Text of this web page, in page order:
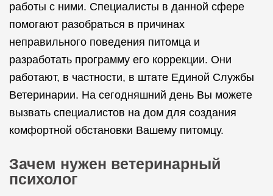
работы с ними. Специалисты в данной сфере
помогают разобраться в причинах
неправильного поведения питомца и
разработать программу его коррекции. Они
работают, в частности, в штате Единой Службы
Ветеринарии. На сегодняшний день Вы можете
вызвать специалистов на дом для создания
комфортной обстановки Вашему питомцу.
Зачем нужен ветеринарный
психолог